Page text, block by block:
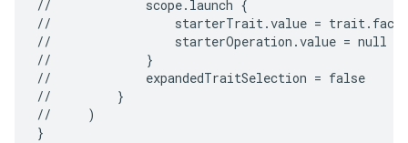
//
scope.launch {
//
starterTrait.value =
//
starterOperation.value = null
//
}
//
expandedTraitSelection = false
//
}
//
)
}